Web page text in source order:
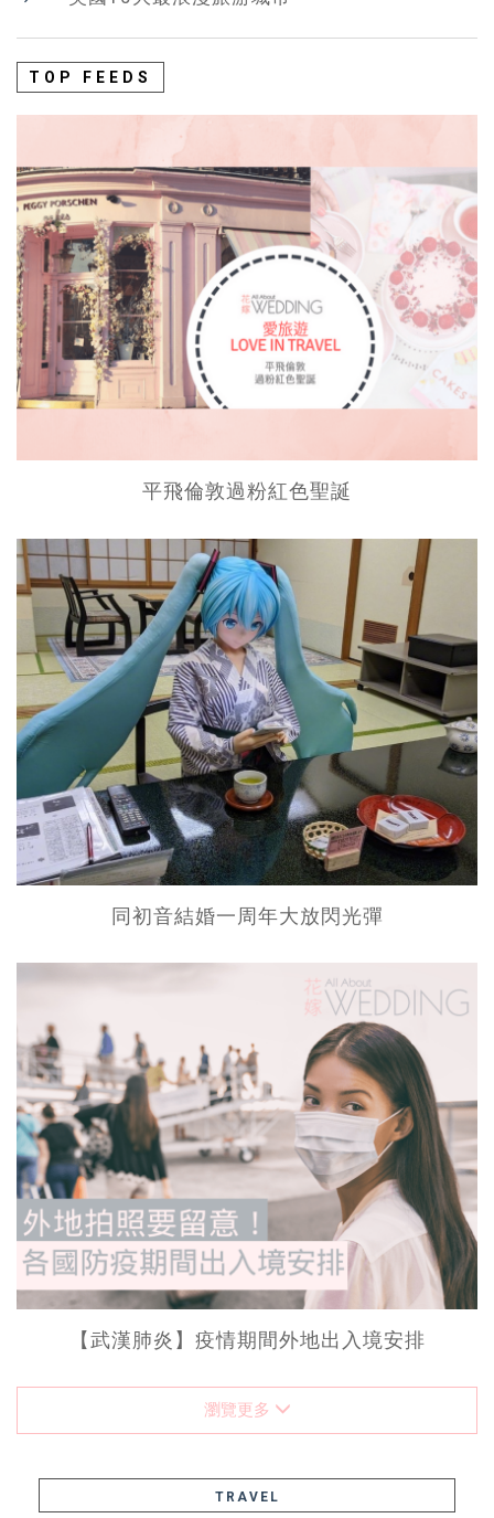
TOP FEEDS
平飛倫敦過粉紅色聖誕
同初音結婚一周年大放閃光彈
【武漢肺炎】疫情期間外地出入境安排
瀏覽更多
TRAVEL